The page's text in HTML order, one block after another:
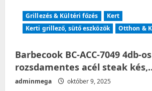
Grillezés & Kültéri főzés
Kert
Kerti grillező, sütő eszközök
Otthon &
Barbecook BC-ACC-7049 4db-
rozsdamentes acél steak
adminmega október 9, 2025